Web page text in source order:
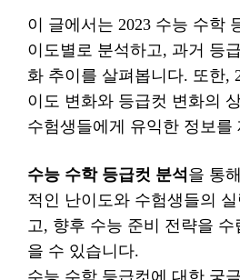
이 글에서는 2023 수능 수학
이도별로 분석하고, 과거 등
화 추이를 살펴봅니다. 또한,
이도 변화와 등급컷 변화의
수험생들에게 유익한 정보를
수능 수학 등급컷 분석 을 통
적인 난이도와 수험생들의
고, 향후 수능 준비 전략을
을 수 있습니다.
수능 수학 등급컷에 대한 궁